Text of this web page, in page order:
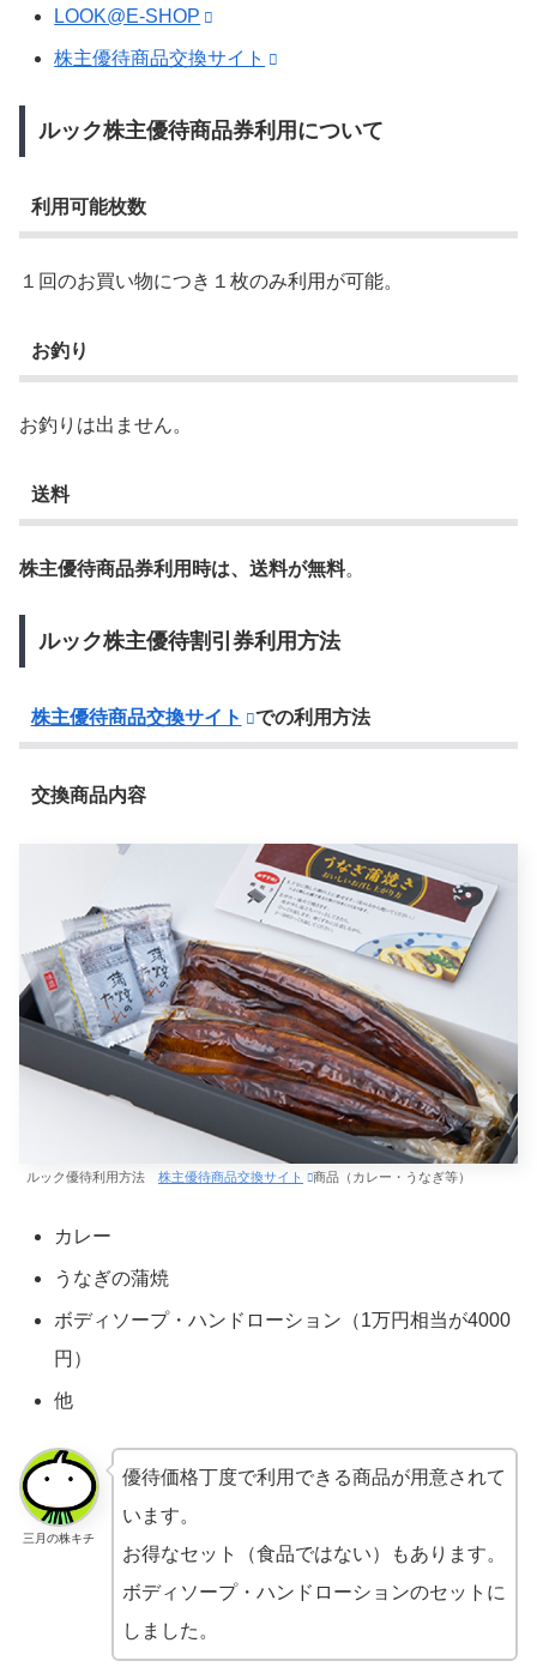
LOOK@E-SHOP
株主優待商品交換サイト
ルック株主優待商品券利用について
利用可能枚数
１回のお買い物につき１枚のみ利用が可能。
お釣り
お釣りは出ません。
送料
株主優待商品券利用時は、送料が無料。
ルック株主優待割引券利用方法
株主優待商品交換サイト での利用方法
交換商品内容
ルック優待利用方法 株主優待商品交換サイト 商品（カレー・うなぎ等）
カレー
うなぎの蒲焼
ボディソープ・ハンドローション（1万円相当が4000
円）
他
三月の株キチ
優待価格丁度で利用できる商品が用意されて
います。
お得なセット（食品ではない）もあります。
ボディソープ・ハンドローションのセットに
しました。